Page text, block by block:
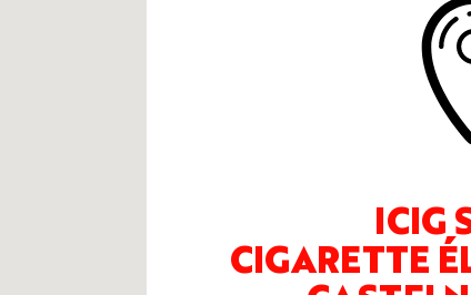
ICIG
CIGARETTE